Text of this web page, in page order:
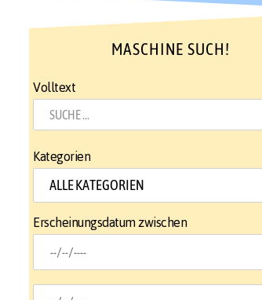
MASCHINE SUCH!
Volltext
Kategorien
Erscheinungsdatum zwischen